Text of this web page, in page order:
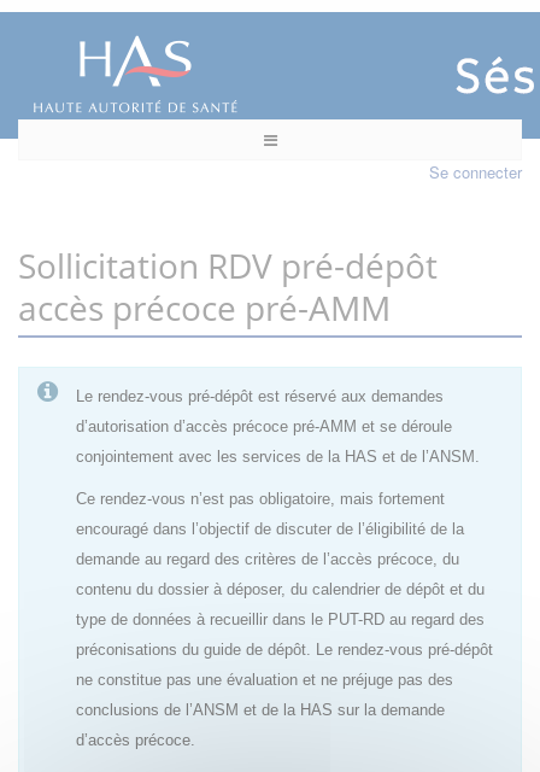
Se connecter
Sollicitation RDV pré-dépôt
accès précoce pré-AMM
Le rendez-vous pré-dépôt est réservé aux demandes
d’autorisation d’accès précoce pré-AMM et se déroule
conjointement avec les services de la HAS et de l’ANSM.
Ce rendez-vous n’est pas obligatoire, mais fortement
encouragé dans l’objectif de discuter de l’éligibilité de la
demande au regard des critères de l’accès précoce, du
contenu du dossier à déposer, du calendrier de dépôt et du
type de données à recueillir dans le PUT-RD au regard des
préconisations du guide de dépôt. Le rendez-vous pré-dépôt
ne constitue pas une évaluation et ne préjuge pas des
conclusions de l’ANSM et de la HAS sur la demande
d’accès précoce.